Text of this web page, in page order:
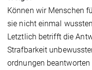
Können wir Menschen
sie nicht einmal
Letztlich betrifft die
Strafbarkeit
ordnun­gen